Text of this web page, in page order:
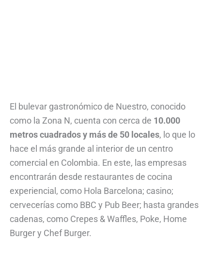
El bulevar gastronómico de Nuestro, conocido
como la Zona N, cuenta con cerca de 10.000
metros cuadrados y más de 50 locales, lo que lo
hace el más grande al interior de un centro
comercial en Colombia. En este, las empresas
encontrarán desde restaurantes de cocina
experiencial, como Hola Barcelona; casino;
cervecerías como BBC y Pub Beer; hasta grandes
cadenas, como Crepes & Waffles, Poke, Home
Burger y Chef Burger.